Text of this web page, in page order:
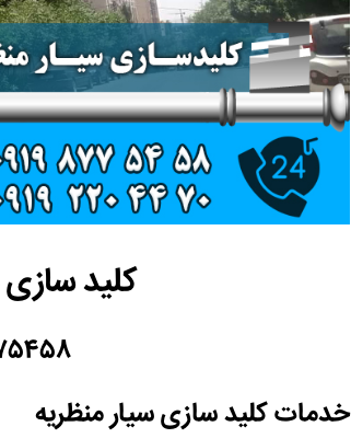
کلید سازی
خدمات کلید سازی سیار منظریه